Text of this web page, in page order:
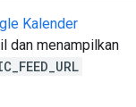
Kalender
dan menampilkan